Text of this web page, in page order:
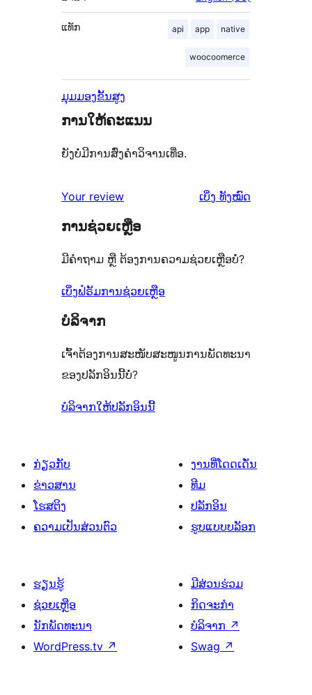
ແທັກ api app native
woocoomerce
ມຸມມອງຂັ້ນສູງ
ການໃຫ້ຄະແນນ
ຍັງບໍ່ມີການສົ່ງຄຳວິຈານເທື່ອ.
Your review ເບິ່ງ ຄຳ
ທັງໝົດ
ການຊ່ວຍເຫຼືອ
ມີຄຳຖາມ ຫຼື ຕ້ອງການຄວາມຊ່ວຍເຫຼືອບໍ່?
ເບິ່ງຟໍຣັມການຊ່ວຍເຫຼືອ
ບໍລິຈາກ
ເຈົ້າຕ້ອງການສະໜັບສະໜູນການພັດທະນາ
ຂອງປລັກອິນນີ້ບໍ່?
ບໍລິຈາກໃຫ້ປລັກອິນນີ້
ກ່ຽວກັບ
ຂ່າວສານ
ໂຮສຕິງ
ຄວາມເປັນສ່ວນຕົວ
ງານທີ່ໂດດເດັ່ນ
ທີມ
ປລັກອິນ
ຮູບແບບບລັອກ
ຮຽນຮູ້
ຊ່ວຍເຫຼືອ
ນັກພັດທະນາ
WordPress.tv ↗
ມີສ່ວນຮ່ວມ
ກິດຈະກຳ
ບໍລິຈາກ ↗
Swag ↗